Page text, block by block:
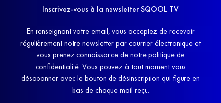
Inscrivez-vous à la newsletter SQOOL TV
En renseignant votre email, vous acceptez de recevoir
régulièrement notre newsletter par courrier électronique et
vous prenez connaissance de notre politique de
confidentialité. Vous pouvez à tout moment vous
désabonner avec le bouton de désinscription qui figure en
bas de chaque mail reçu.